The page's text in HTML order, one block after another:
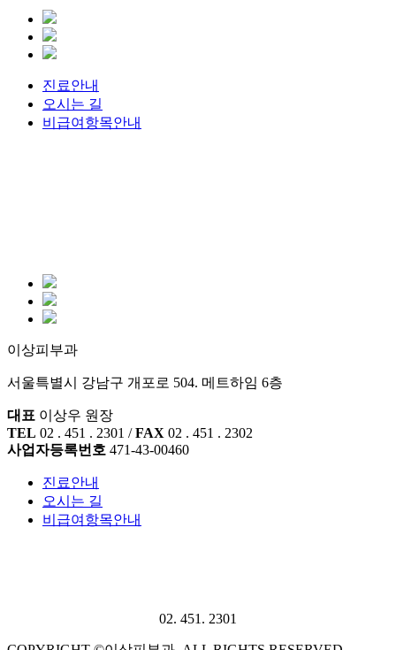
진료안내
오시는 길
비급여항목안내
이상피부과
서울특별시 강남구 개포로 504. 메트하임 6층
대표 이상우 원장
TEL 02 . 451 . 2301 /FAX 02 . 451 . 2302
사업자등록번호 471-43-00460
진료안내
오시는 길
비급여항목안내
02. 451. 2301